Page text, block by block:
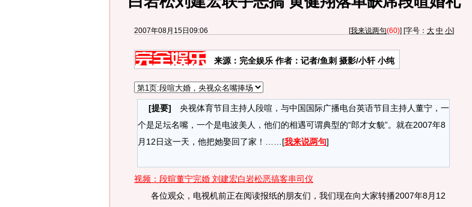
2007年08月15日09:06 [我来说两句(60)] [字号： 大 中 小]
来源：完全娱乐 作者：记者/鱼刺 摄影/小轩 小纯
[提要] 央视体育节目主持人段喧，与中国国际广播电台英语节目主持人董宁，一
个是足坛名嘴，一个是电波美人，他们的相遇可谓典型的“郎才女貌”。就在2007年8
月12日这一天，他把她娶回了家！……[我来说两句]
视频：段暄董宁完婚 刘建宏白岩松恶搞客串司仪
各位观众，电视机前正在阅读报纸的朋友们，我们现在向大家转播2007年8月12